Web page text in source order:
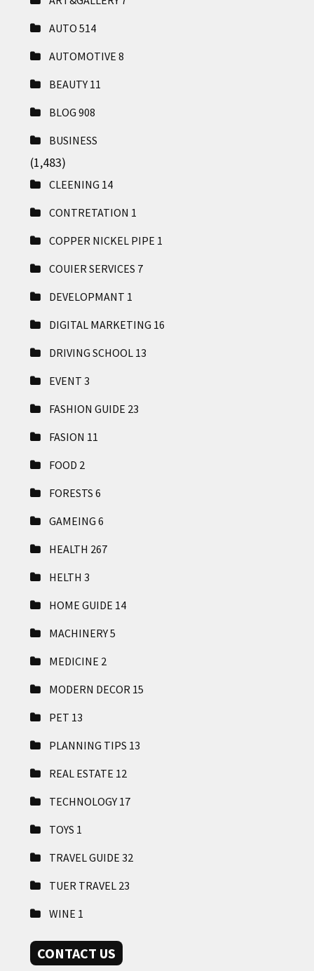
AUTO 514
AUTOMOTIVE 8
BEAUTY 11
BLOG 908
BUSINESS
(1,483)
CLEENING 14
CONTRETATION 1
COPPER NICKEL PIPE 1
COUIER SERVICES 7
DEVELOPMANT 1
DIGITAL MARKETING 16
DRIVING SCHOOL 13
EVENT 3
FASHION GUIDE 23
FASION 11
FOOD 2
FORESTS 6
GAMEING 6
HEALTH 267
HELTH 3
HOME GUIDE 14
MACHINERY5
MEDICINE 2
MODERN DECOR 15
PET 13
PLANNING TIPS 13
REAL ESTATE 12
TECHNOLOGY 17
TOYS 1
TRAVEL GUIDE 32
TUER TRAVEL 23
WINE 1
CONTACT US